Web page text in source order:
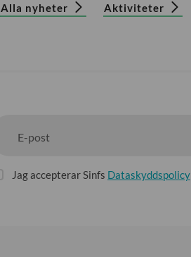
Alla nyheter Aktiviteter
E-post
Jag accepterar Sinfs Dataskyddspolicy